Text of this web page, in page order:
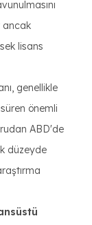
ancak
lisans
genellikle
süren önemli
ABD'de
düzeyde